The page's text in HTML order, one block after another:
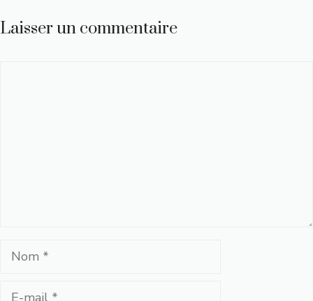
Laisser un commentaire
Nom